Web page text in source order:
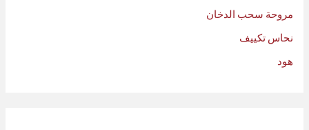
مروحة سحب الدخان
نحاس تكييف
هود